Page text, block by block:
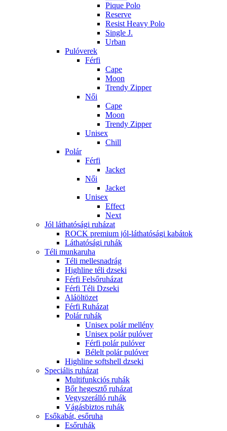
Pique Polo
Reserve
Resist Heavy Polo
Single J.
Urban
Pulóverek
Férfi
Cape
Moon
Trendy Zipper
Női
Cape
Moon
Trendy Zipper
Unisex
Chill
Polár
Férfi
Jacket
Női
Jacket
Unisex
Effect
Next
Jól láthatósági ruházat
ROCK premium jól-láthatósági kabátok
Láthatósági ruhák
Téli munkaruha
Téli mellesnadrág
Highline téli dzseki
Férfi Felsőruházat
Férfi Téli Dzseki
Aláöltözet
Férfi Ruházat
Polár ruhák
Unisex polár mellény
Unisex polár pulóver
Férfi polár pulóver
Bélelt polár pulóver
Highline softshell dzseki
Speciális ruházat
Multifunkciós ruhák
Bőr hegesztő ruházat
Vegyszerálló ruhák
Vágásbiztos ruhák
Esőkabát, esőruha
Esőruhák